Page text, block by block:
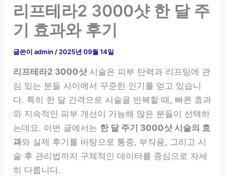
리프테라2 3000샷 한 달 주
기 효과와 후기
글쓴이admin / 2025년 09월 14일
리프테라2 3000샷시술은 피부 탄력과 리프팅에 관
심 있는 분들 사이에서 꾸준한 인기를 얻고 있습니
다. 특히 한 달 간격으로 시술을 반복할 때, 빠른 효과
와 지속적인 피부 개선이 가능해 많은 분들이 선택하
는데요. 이번 글에서는 한 달 주기 3000샷 시술의 효
과와 실제 후기를 바탕으로 통증, 부작용, 그리고 시
술 후 관리법까지 구체적인 데이터를 중심으로 자세
히 다룹니다.